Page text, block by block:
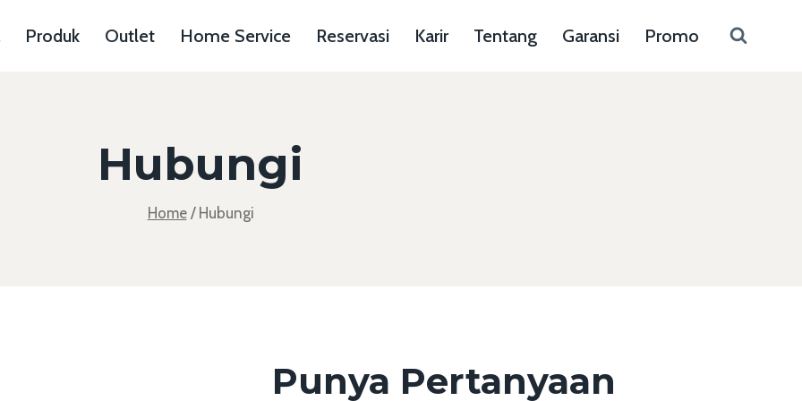
Produk Outlet Home Service Reservasi Karir Tentang Garansi Promo
Hubungi
Home / Hubungi
Punya Pertanyaan